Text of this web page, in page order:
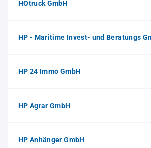
HOtruck GmbH
HP - Maritime Invest- und Beratungs
HP 24 Immo GmbH
HP Agrar GmbH
HP Anhänger GmbH